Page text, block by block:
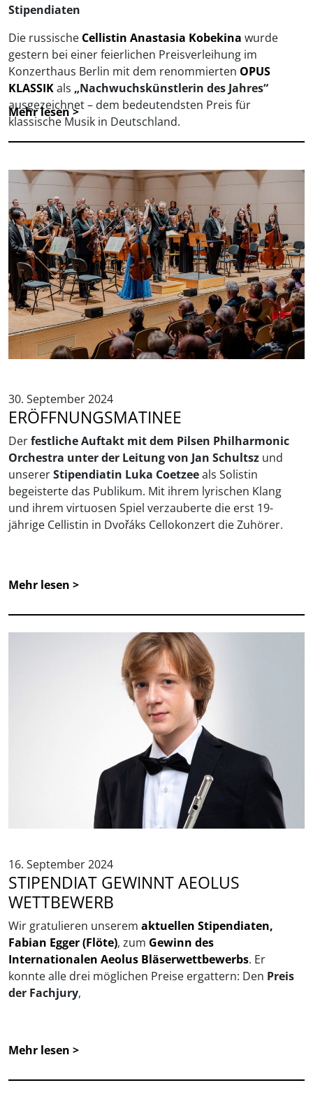
Stipendiaten
Die russische Cellistin Anastasia Kobekina wurde
gestern bei einer feierlichen Preisverleihung im
Konzerthaus Berlin mit dem renommierten OPUS
KLASSIKals „Nachwuchskünstlerin des Jahres“
ausgezeichnet – dem bedeutendsten Preis für
klassische Musik in Deutschland.
Mehr lesen >
30. September 2024
ERÖFFNUNGSMATINEE
Derfestliche Auftakt mit dem Pilsen Philharmonic
Orchestra unter der Leitung von Jan Schultsz und
unsererStipendiatin Luka Coetzeeals Solistin
begeisterte das Publikum. Mit ihrem lyrischen Klang
und ihrem virtuosen Spiel verzauberte die erst 19-
jährige Cellistin in Dvořáks Cellokonzert die Zuhörer.
Mehr lesen >
16. September 2024
STIPENDIAT GEWINNT AEOLUS
WETTBEWERB
Wir gratulieren unserem aktuellen Stipendiaten,
Fabian Egger (Flöte), zum Gewinn des
Internationalen Aeolus Bläserwettbewerbs. Er
konnte alle drei möglichen Preise ergattern: Den Preis
der Fachjury,
Mehr lesen >